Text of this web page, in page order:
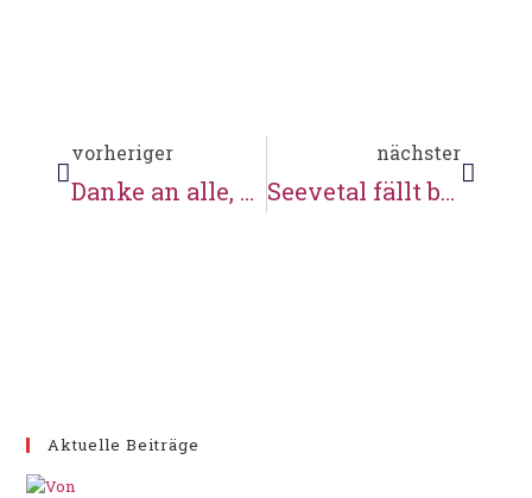
vorheriger
Danke an alle, die mit dabei waren!
nächster
Seevetal fällt bundesweit durch Engagement auf!
Aktuelle Beiträge